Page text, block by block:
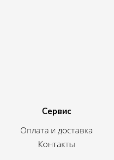
Сервис
Оплата и доставка
Контакты